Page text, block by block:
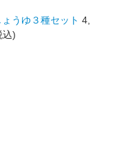
うゆ３種セット 4,
込)